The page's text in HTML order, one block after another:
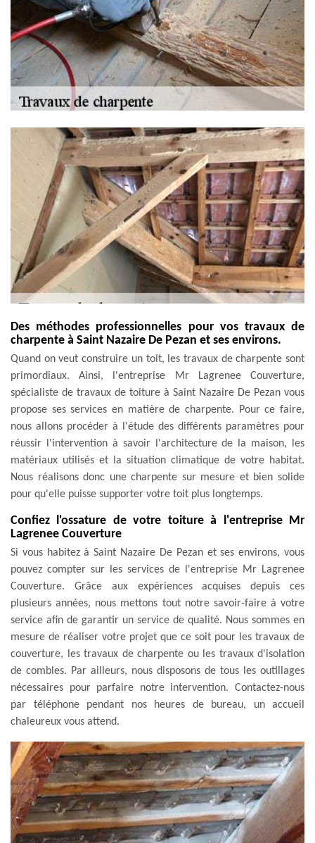
Des méthodes professionnelles pour vos travaux de
charpente à Saint Nazaire De Pezan et ses environs.
Quand on veut construire un toit, les travaux de charpente sont
primordiaux. Ainsi, l'entreprise Mr Lagrenee Couverture,
spécialiste de travaux de toiture à Saint Nazaire De Pezan vous
propose ses services en matière de charpente. Pour ce faire,
nous allons procéder à l'étude des différents paramètres pour
réussir l'intervention à savoir l'architecture de la maison, les
matériaux utilisés et la situation climatique de votre habitat.
Nous réalisons donc une charpente sur mesure et bien solide
pour qu'elle puisse supporter votre toit plus longtemps.
Confiez l'ossature de votre toiture à l'entreprise Mr
Lagrenee Couverture
Si vous habitez à Saint Nazaire De Pezan et ses environs, vous
pouvez compter sur les services de l'entreprise Mr Lagrenee
Couverture. Grâce aux expériences acquises depuis ces
plusieurs années, nous mettons tout notre savoir-faire à votre
service afin de garantir un service de qualité. Nous sommes en
mesure de réaliser votre projet que ce soit pour les travaux de
couverture, les travaux de charpente ou les travaux d'isolation
de combles. Par ailleurs, nous disposons de tous les outillages
nécessaires pour parfaire notre intervention. Contactez-nous
par téléphone pendant nos heures de bureau, un accueil
chaleureux vous attend.